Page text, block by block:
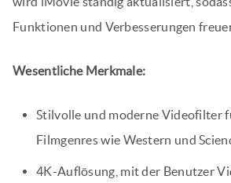
Funktionen und Verbesserungen
Wesentliche Merkmale:
Stilvolle und moderne Videofilter
Filmgenres wie Western und
4K-Auflösung, mit der Benutzer